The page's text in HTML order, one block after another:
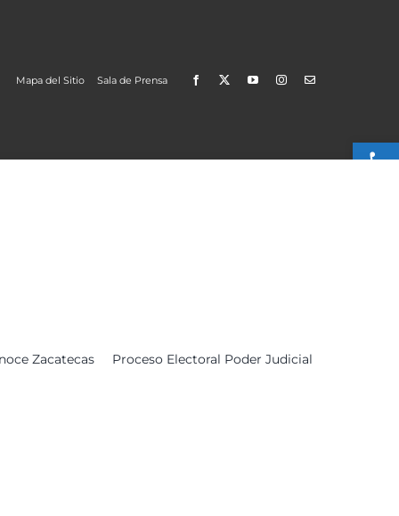
Mapa del Sitio Sala de Prensa
Zacatecas Proceso Electoral Poder Judicial